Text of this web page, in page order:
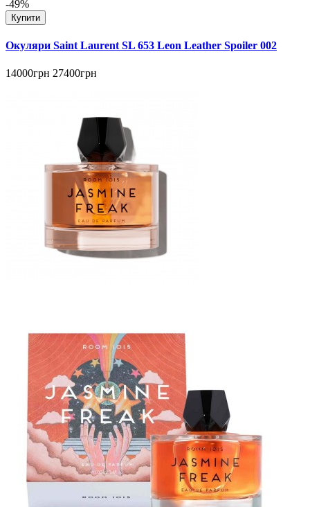
-49%
Купити
Окуляри Saint Laurent SL 653 Leon Leather Spoiler 002
14000грн 27400грн